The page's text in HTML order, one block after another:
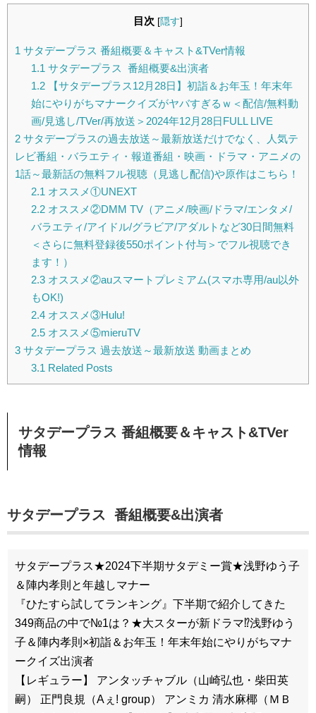
目次 [隠す]
1 サタデープラス 番組概要＆キャスト&TVer情報
1.1 サタデープラス 番組概要&出演者
1.2【サタデープラス12月28日】初詣＆お年玉！年末年
始にやりがちマナークイズがヤバすぎるｗ＜配信/無料動
画/見逃し/TVer/再放送＞2024年12月28日FULL LIVE
2 サタデープラスの過去放送～最新放送だけでなく、人気テ
レビ番組・バラエティ・報道番組・映画・ドラマ・アニメの
1話～最新話の無料フル視聴（見逃し配信)や原作はこちら！
2.1 オススメ①UNEXT
2.2オススメ②DMM TV（アニメ/映画/ドラマ/エンタメ/
バラエティ/アイドル/グラビア/アダルトなど30日間無料
＜さらに無料登録後550ポイント付与＞でフル視聴でき
ます！）
2.3オススメ②auスマートプレミアム(スマホ専用/au以外
もOK!)
2.4オススメ③Hulu!
2.5オススメ⑤mieruTV
3 サタデープラス 過去放送～最新放送 動画まとめ
3.1 Related Posts
サタデープラス 番組概要＆キャスト&TVer
情報
サタデープラス 番組概要&出演者
サタデープラス★2024下半期サタデミー賞★浅野ゆう子
＆陣内孝則と年越しマナー
『ひたすら試してランキング』下半期で紹介してきた
349商品の中で№1は？★大スターが新ドラマ⁉浅野ゆう
子＆陣内孝則×初詣＆お年玉！年末年始にやりがちマナ
ークイズ出演者
【レギュラー】 アンタッチャブル（山崎弘也・柴田英
嗣） 正門良規（Aぇ! group） アンミカ 清水麻椰（ＭＢ